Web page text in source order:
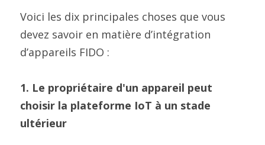
Voici les dix principales choses que vous
devez savoir en matière d’intégration
d’appareils FIDO :
1. Le propriétaire d'un appareil peut
choisir la plateforme IoT à un stade
ultérieur